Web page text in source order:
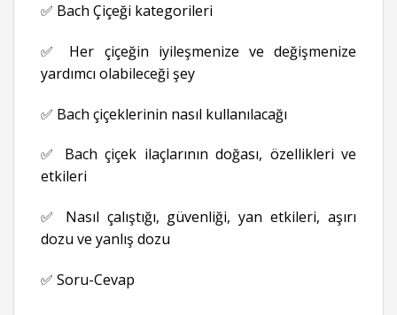
✅ Bach Çiçeği kategorileri
✅ Her çiçeğin iyileşmenize ve değişmenize
yardımcı olabileceği şey
✅ Bach çiçeklerinin nasıl kullanılacağı
✅ Bach çiçek ilaçlarının doğası, özellikleri ve
etkileri
✅ Nasıl çalıştığı, güvenliği, yan etkileri, aşırı
dozu ve yanlış dozu
✅ Soru-Cevap